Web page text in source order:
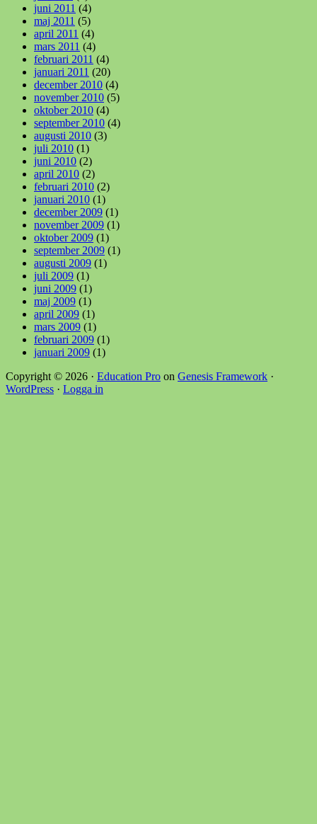
juni 2011 (4)
maj 2011 (5)
april 2011 (4)
mars 2011 (4)
februari 2011 (4)
januari 2011 (20)
december 2010 (4)
november 2010 (5)
oktober 2010 (4)
september 2010 (4)
augusti 2010 (3)
juli 2010 (1)
juni 2010 (2)
april 2010 (2)
februari 2010 (2)
januari 2010 (1)
december 2009 (1)
november 2009 (1)
oktober 2009 (1)
september 2009 (1)
augusti 2009 (1)
juli 2009 (1)
juni 2009 (1)
maj 2009 (1)
april 2009 (1)
mars 2009 (1)
februari 2009 (1)
januari 2009 (1)
Copyright © 2026 · Education Pro on Genesis Framework ·
WordPress · Logga in